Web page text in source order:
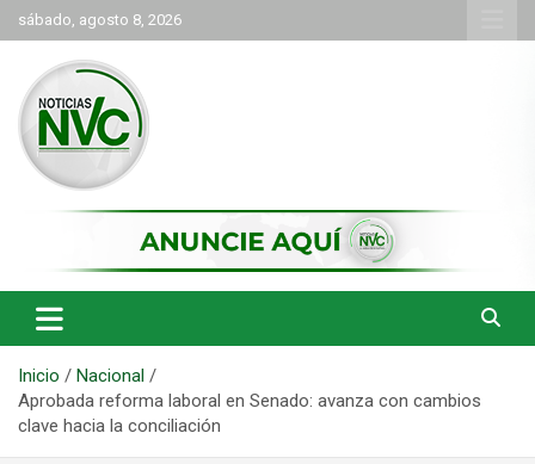
Saltar
al
contenido
sábado, agosto 8, 2026
NVC Noticias
Inicio
Nacional
Aprobada reforma laboral en Senado: avanza con cambios
clave hacia la conciliación